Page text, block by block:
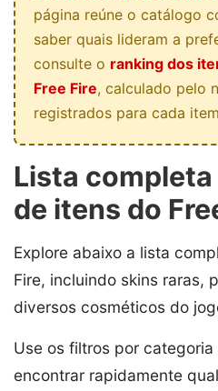
página reúne o catálogo
saber quais lideram a
consulte o ranking dos
Free Fire, calculado pelo
registrados para cada
Lista
de itens do
Explore abaixo a lista
Fire, incluindo skins raras,
diversos cosméticos do
Use os filtros por
encontrar rapidamente